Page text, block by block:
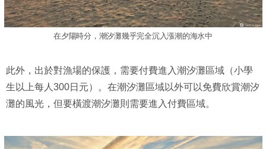
在夕陽時分，潮汐灘幾乎完全沉入漲潮的海水中
此外，出於對漁場的保護，需要付費進入潮汐灘區域（小學
生以上每人300日元）。在潮汐灘區域以外可以免費欣賞潮汐
灘的風光，但要橫渡潮汐灘則需要進入付費區域。